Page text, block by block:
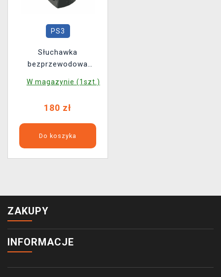
PS3
Słuchawka
bezprzewodowa
Headset
W magazynie (1szt.)
180 zł
Do koszyka
ZAKUPY
INFORMACJE